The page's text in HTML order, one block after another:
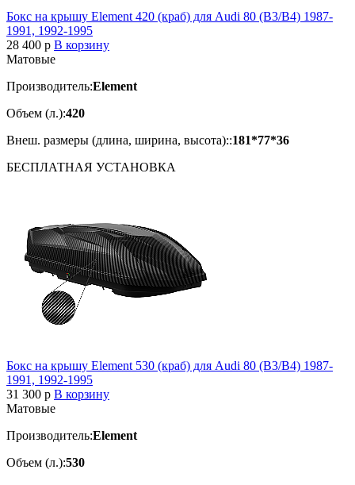
Бокс на крышу Element 420 (краб) для Audi 80 (B3/B4) 1987-
1991, 1992-1995
28 400 p В корзину
Матовые
Производитель:Element
Объем (л.):420
Внеш. размеры (длина, ширина, высота)::181*77*36
БЕСПЛАТНАЯ УСТАНОВКА
Бокс на крышу Element 530 (краб) для Audi 80 (B3/B4) 1987-
1991, 1992-1995
31 300 p В корзину
Матовые
Производитель:Element
Объем (л.):530